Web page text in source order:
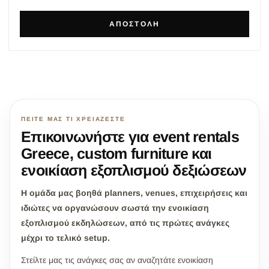
ΑΠΟΣΤΟΛΉ
ΠΕΊΤΕ ΜΑΣ ΤΙ ΧΡΕΙΆΖΕΣΤΕ
Επικοινωνήστε για event rentals
Greece, custom furniture και
ενοικίαση εξοπλισμού δεξιώσεων
Η ομάδα μας βοηθά planners, venues, επιχειρήσεις και
ιδιώτες να οργανώσουν σωστά την ενοικίαση
εξοπλισμού εκδηλώσεων, από τις πρώτες ανάγκες
μέχρι το τελικό setup.
Στείλτε μας τις ανάγκες σας αν αναζητάτε ενοικίαση